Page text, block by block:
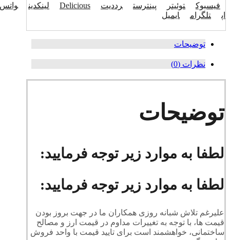
فیسبوک توئیتر پینترست رددیت Delicious لینکدین
واتس
اپ
تلگرام ایمیل
توضیحات
نظرات (0)
توضیحات
لطفا به موارد زیر توجه فرمایید:
لطفا به موارد زیر توجه فرمایید:
علیرغم تلاش شبانه روزی همکاران ما در جهت بروز بودن
قیمت ها، با توجه به تغییرات مداوم در قیمت ارز و مصالح
ساختمانی، خواهشمند است برای تایید قیمت با واحد فروش